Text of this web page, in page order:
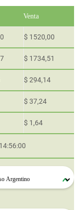
Venta
$ 1520,00
$ 1734,51
$ 294,14
$ 37,24
$ 1,64